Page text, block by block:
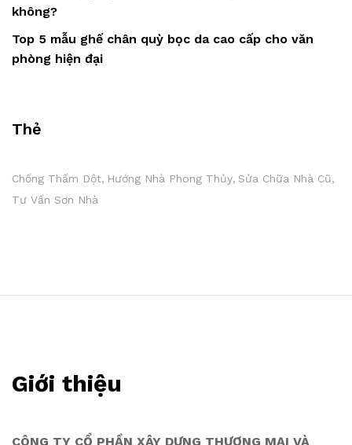
không?
Top 5 mẫu ghế chân quỳ bọc da cao cấp cho văn
phòng hiện đại
Thẻ
Chống Thấm Dột Hướng Nhà Phong Thủy Sửa Chữa Nhà Cũ
Tư Vấn Sơn Nhà
Giới thiệu
CÔNG TY CỔ PHẦN XÂY DỰNG THƯƠNG MẠI VÀ